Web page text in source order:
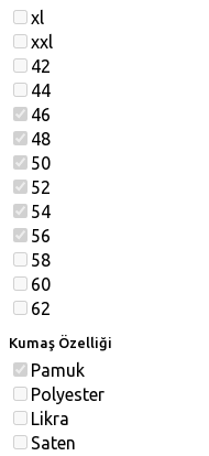
xl
xxl
42
44
46
48
50
52
54
56
58
60
62
Kumaş Özelliği
Pamuk
Polyester
Likra
Saten